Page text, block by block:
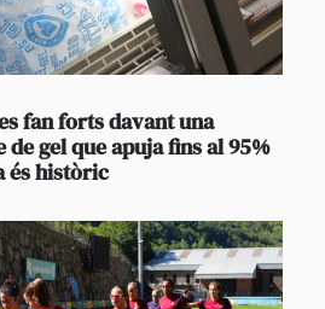
fan forts davant una
gel que apuja fins al 95%
és històric